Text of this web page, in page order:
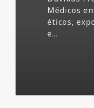
Médicos
éticos,
e…